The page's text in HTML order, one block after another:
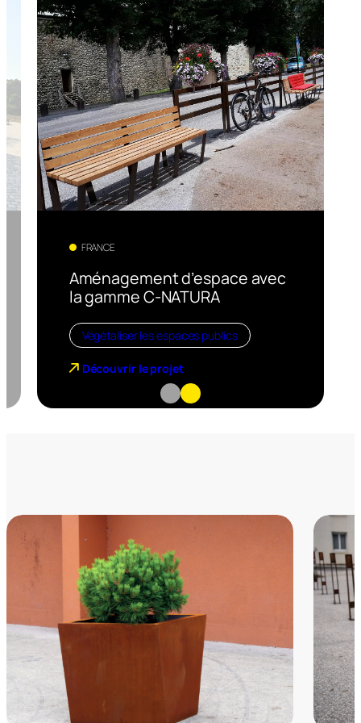
FRANCE
Aménagement d’espace avec
la gamme C-NATURA
Végétaliser les espaces publics
Découvrir le projet